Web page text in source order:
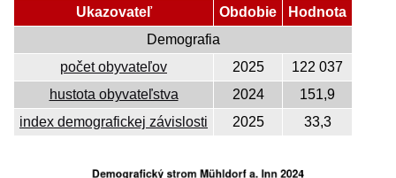
Ukazovateľ Obdobie
Hodnota
Demografia
počet obyvateľov
2025
122 037
hustota obyvateľstva
2024
151,9
index demografickej závislosti
2025 33,3